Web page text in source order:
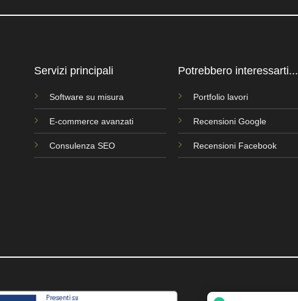
Servizi principali
Software su misura
E-commerce avanzati
Consulenza SEO
Potrebbero interessarti...
Portfolio lavori
Recensioni Google
Recensioni Facebook